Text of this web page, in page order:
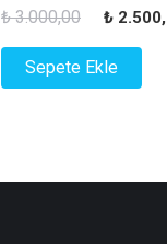
₺3.000,00
fiyat:
₺
₺
Sepete Ekle